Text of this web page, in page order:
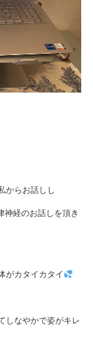
からお話しし
神経のお話しを頂き
がカタイカタイ
しなやかで姿がキレ